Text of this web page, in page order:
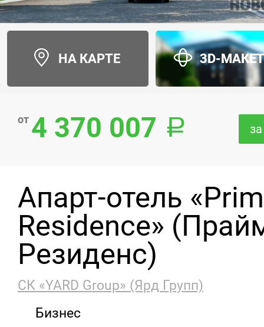
НА КАРТЕ 3D-
от 4 370 007
Апарт-отель
Residence»
Резиденс)
СК «YARD Group» (Ярд Групп)
Бизнес